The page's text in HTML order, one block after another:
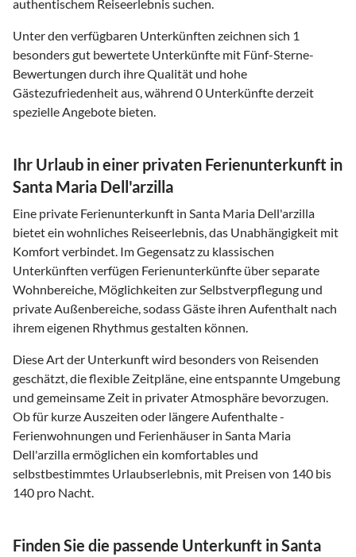
authentischem Reiseerlebnis suchen.
Unter den verfügbaren Unterkünften zeichnen sich 1
besonders gut bewertete Unterkünfte mit Fünf-Sterne-
Bewertungen durch ihre Qualität und hohe
Gästezufriedenheit aus, während 0 Unterkünfte derzeit
spezielle Angebote bieten.
Ihr Urlaub in einer privaten Ferienunterkunft in
Santa Maria Dell'arzilla
Eine private Ferienunterkunft in Santa Maria Dell'arzilla
bietet ein wohnliches Reiseerlebnis, das Unabhängigkeit mit
Komfort verbindet. Im Gegensatz zu klassischen
Unterkünften verfügen Ferienunterkünfte über separate
Wohnbereiche, Möglichkeiten zur Selbstverpflegung und
private Außenbereiche, sodass Gäste ihren Aufenthalt nach
ihrem eigenen Rhythmus gestalten können.
Diese Art der Unterkunft wird besonders von Reisenden
geschätzt, die flexible Zeitpläne, eine entspannte Umgebung
und gemeinsame Zeit in privater Atmosphäre bevorzugen.
Ob für kurze Auszeiten oder längere Aufenthalte -
Ferienwohnungen und Ferienhäuser in Santa Maria
Dell'arzilla ermöglichen ein komfortables und
selbstbestimmtes Urlaubserlebnis, mit Preisen von 140 bis
140 pro Nacht.
Finden Sie die passende Unterkunft in Santa